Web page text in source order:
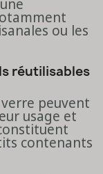
ou les
réutilisables
peuvent
usage et
contenants